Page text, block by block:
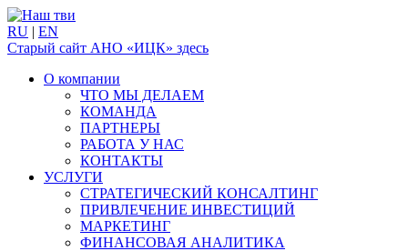
RU | EN
Старый сайт АНО «ИЦК» здесь
О компании
ЧТО МЫ ДЕЛАЕМ
КОМАНДА
ПАРТНЕРЫ
РАБОТА У НАС
КОНТАКТЫ
УСЛУГИ
СТРАТЕГИЧЕСКИЙ КОНСАЛТИНГ
ПРИВЛЕЧЕНИЕ ИНВЕСТИЦИЙ
МАРКЕТИНГ
ФИНАНСОВАЯ АНАЛИТИКА